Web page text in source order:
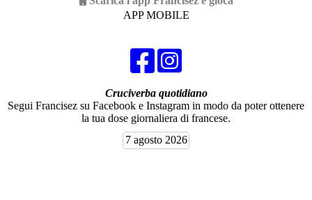
APP MOBILE
Cruciverba quotidiano
Segui Francisez su Facebook e Instagram in modo da poter ottenere
la tua dose giornaliera di francese.
7 agosto 2026